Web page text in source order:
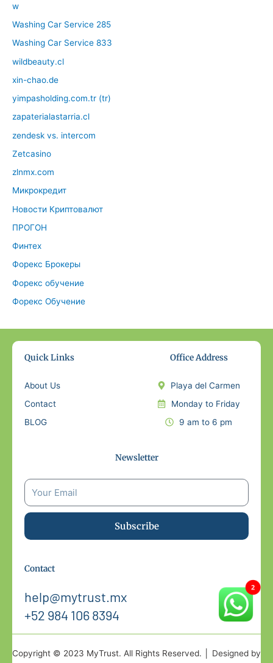
w
Washing Car Service 285
Washing Car Service 833
wildbeauty.cl
xin-chao.de
yimpasholding.com.tr (tr)
zapaterialastarria.cl
zendesk vs. intercom
Zetcasino
zlnmx.com
Микрокредит
Новости Криптовалют
ПРОГОН
Финтех
Форекс Брокеры
Форекс обучение
Форекс Обучение
Quick Links
About Us
Contact
BLOG
Office Address
Playa del Carmen
Monday to Friday
9 am to 6 pm
Newsletter
Subscribe
Contact
help@mytrust.mx
+52 984 106 8394
Copyright © 2023 MyTrust. All Rights Reserved. │ Designed by